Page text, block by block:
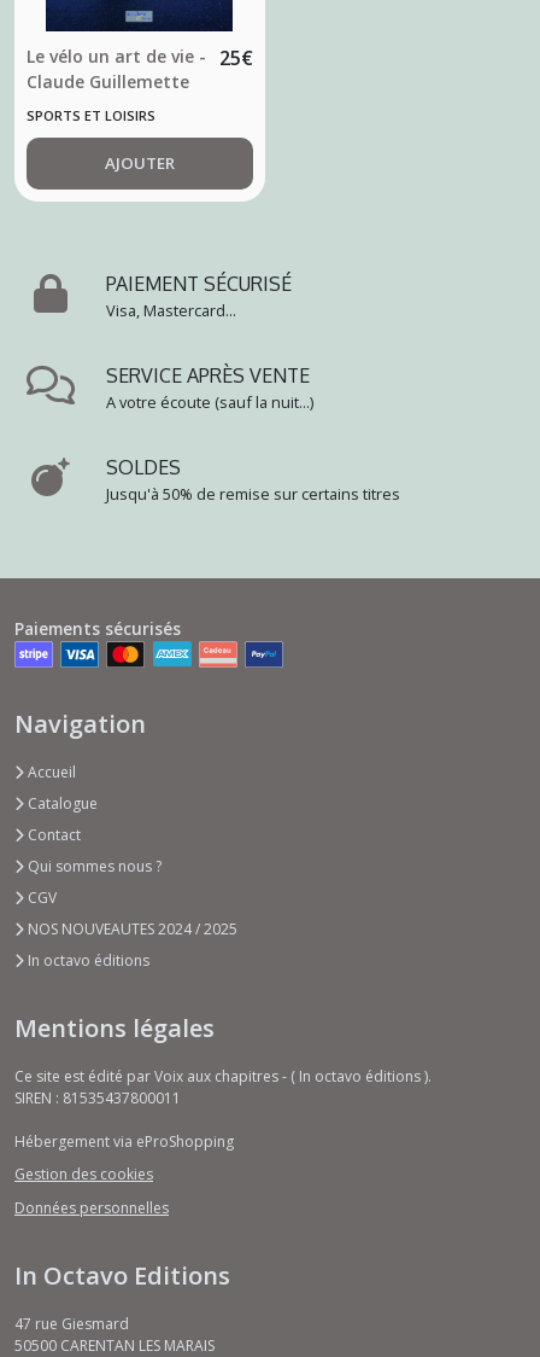
Le vélo un art de vie -
Claude Guillemette
25€
SPORTS ET LOISIRS
AJOUTER
PAIEMENT SÉCURISÉ
Visa, Mastercard...
SERVICE APRÈS VENTE
A votre écoute (sauf la nuit...)
SOLDES
Jusqu'à 50% de remise sur certains titres
Paiements sécurisés
Navigation
Accueil
Catalogue
Contact
Qui sommes nous ?
CGV
NOS NOUVEAUTES 2024 / 2025
In octavo éditions
Mentions légales
Ce site est édité par Voix aux chapitres - ( In octavo éditions ).
SIREN : 81535437800011
Hébergement via eProShopping
Gestion des cookies
Données personnelles
In Octavo Editions
47 rue Giesmard
50500 CARENTAN LES MARAIS